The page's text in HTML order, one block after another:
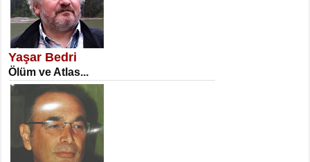
NECLA DİLEK ARSLAN
Öğretmenler Günü Mahkemesi...
İSA KARATEPE
Yaşar Bedri
Ölüm ve Atlas...